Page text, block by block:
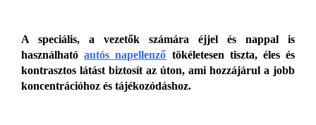
A speciális, a vezetők számára éjjel és nappal is
használhatóautós napellenző tökéletesen tiszta, éles és
kontrasztos látást biztosít az úton, ami hozzájárul a jobb
koncentrációhoz és tájékozódáshoz.